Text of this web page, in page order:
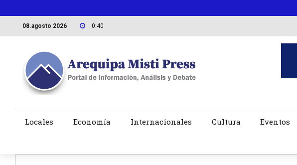
08.agosto 2026 0:40
Locales Economía Internacionales Cultura Eventos